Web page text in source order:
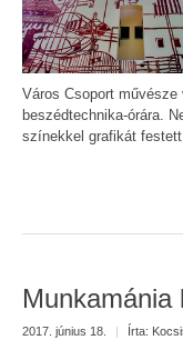
Város Csoport
beszédtechnika-órára.
színekkel grafikát
Munkamánia
2017. június 18. | Írta: